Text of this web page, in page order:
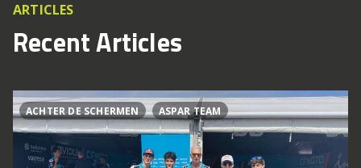
ARTICLES
Recent Articles
ACHTER DE SCHERMEN ASPAR TEAM